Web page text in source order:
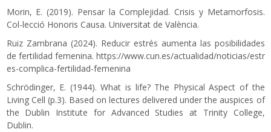
Morin, E. (2019). Pensar la Complejidad. Crisis y Metamorfosis.
Col-lecció Honoris Causa. Universitat de València.
Ruiz Zambrana (2024). Reducir estrés aumenta las posibilidades
de fertilidad femenina. https://www.cun.es/actualidad/noticias/estr
es-complica-fertilidad-femenina
Schrödinger, E. (1944). What is life? The Physical Aspect of the
Living Cell (p.3). Based on lectures delivered under the auspices of
the Dublin Institute for Advanced Studies at Trinity College,
Dublin.